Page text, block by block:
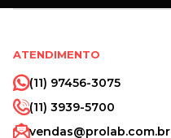
ATENDIMENTO
(11) 97456-3075
(11) 3939-5700
vendas@prolab.com.br